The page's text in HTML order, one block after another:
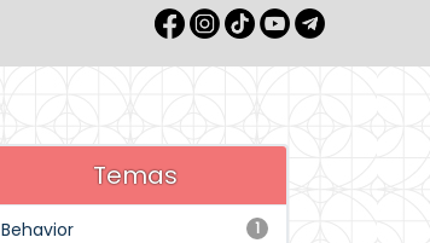
Temas
1
Behavior